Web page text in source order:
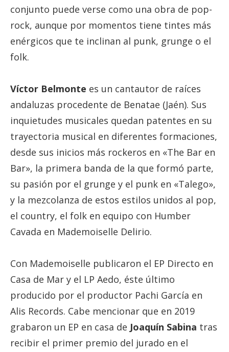
conjunto puede verse como una obra de pop-
rock, aunque por momentos tiene tintes más
enérgicos que te inclinan al punk, grunge o el
folk.
Víctor Belmonte es un cantautor de raíces
andaluzas procedente de Benatae (Jaén). Sus
inquietudes musicales quedan patentes en su
trayectoria musical en diferentes formaciones,
desde sus inicios más rockeros en «The Bar en
Bar», la primera banda de la que formó parte,
su pasión por el grunge y el punk en «Talego»,
y la mezcolanza de estos estilos unidos al pop,
el country, el folk en equipo con Humber
Cavada en Mademoiselle Delirio.
Con Mademoiselle publicaron el EP Directo en
Casa de Mar y el LP Aedo, éste último
producido por el productor Pachi García en
Alis Records. Cabe mencionar que en 2019
grabaron un EP en casa de Joaquín Sabina tras
recibir el primer premio del jurado en el